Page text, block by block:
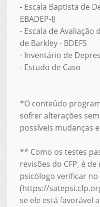
- Escala Baptista de
EBADEP-IJ
- Escala de Avaliação
de Barkley - BDEFS
- Inventário de
- Estudo de Caso
*O conteúdo
sofrer alterações
possíveis mudanças
** Como os testes
revisões do CFP, é
psicólogo verificar no
(https://
se ele está favorável